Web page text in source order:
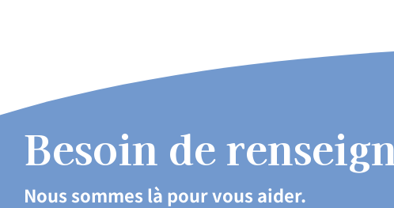
Besoin de
Nous sommes là pour vous aider.